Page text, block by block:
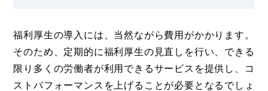
福利厚生の導入には、当然ながら費用がかかります。
そのため、定期的に福利厚生の見直しを行い、できる
限り多くの労働者が利用できるサービスを提供し、コ
ストパフォーマンスを上げることが必要となるでしょ